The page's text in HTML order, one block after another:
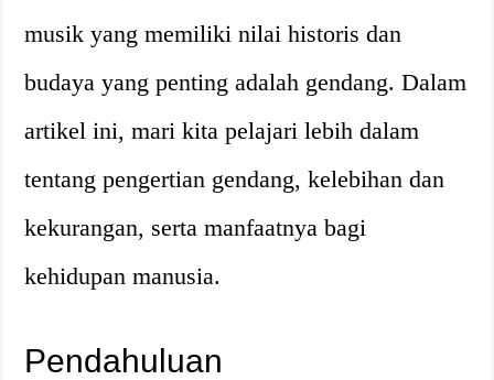
musik yang memiliki nilai historis dan
budaya yang penting adalah gendang. Dalam
artikel ini, mari kita pelajari lebih dalam
tentang pengertian gendang, kelebihan dan
kekurangan, serta manfaatnya bagi
kehidupan manusia.
Pendahuluan